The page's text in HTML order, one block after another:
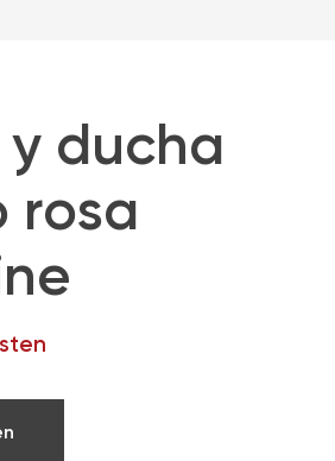
ducha
rosa